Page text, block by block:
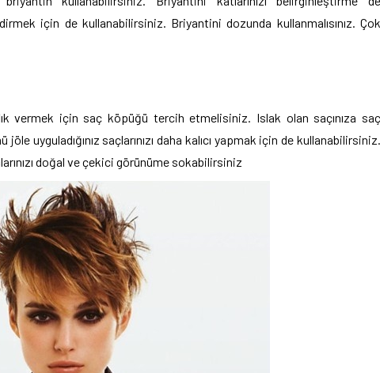
için de kullanabilirsiniz. Briyantini dozunda kullanmalısınız. Çok
vermek için saç köpüğü tercih etmelisiniz. Islak olan saçınıza saç
uyguladığınız saçlarınızı daha kalıcı yapmak için de kullanabilirsiniz.
doğal ve çekici görünüme sokabilirsiniz